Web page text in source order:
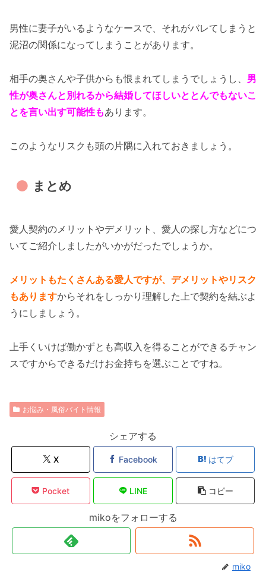
男性に妻子がいるようなケースで、それがバレてしまうと
泥沼の関係になってしまうことがあります。
相手の奥さんや子供からも恨まれてしまうでしょうし、 男
性が奥さんと別れるから結婚してほしいととんでもないこ
とを言い出す可能性もあります。
このようなリスクも頭の片隅に入れておきましょう。
まとめ
愛人契約のメリットやデメリット、愛人の探し方などにつ
いてご紹介しましたがいかがだったでしょうか。
メリットもたくさんある愛人ですが、デメリットやリスク
もありますからそれをしっかり理解した上で契約を結ぶよ
うにしましょう。
上手くいけば働かずとも高収入を得ることができるチャン
スですからできるだけお金持ちを選ぶことですね。
お悩み・風俗バイト情報
シェアする
X Facebook はてブ
Pocket LINE コピー
mikoをフォローする
miko